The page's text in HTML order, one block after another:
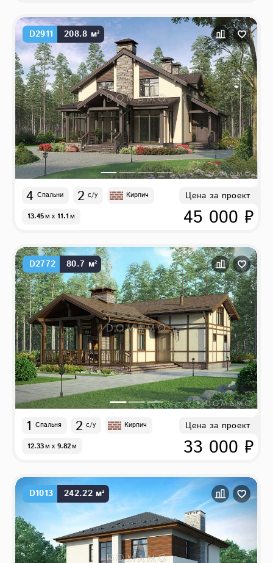
D2911 208.8 м²
4 Спальни 2 с/у Кирпич
13.45м x 11.1м
Цена за проект
45 000 ₽
D2772 80.7 м²
1 Спальня 2 с/у Кирпич
12.33м x 9.82м
Цена за проект
33 000 ₽
D1013 242.22 м²